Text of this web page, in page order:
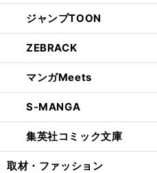
ジャンプTOON
ZEBRACK
マンガMeets
S-MANGA
集英社コミック文庫
取材・ファッション